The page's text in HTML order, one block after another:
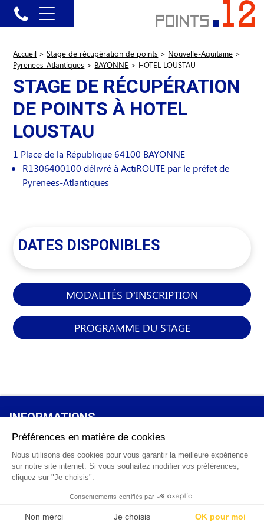
Accueil > Stage de récupération de points > Nouvelle-Aquitaine >
Pyrenees-Atlantiques > BAYONNE > HOTEL LOUSTAU
STAGE DE RÉCUPÉRATION
DE POINTS À HOTEL
LOUSTAU
1 Place de la République 64100 BAYONNE
R1306400100 délivré à ActiROUTE par le préfet de
Pyrenees-Atlantiques
DATES DISPONIBLES
MODALITÉS D'INSCRIPTION
PROGRAMME DU STAGE
INFORMATIONS
GÉNÉRALES
Qui sommes-nous ?
FAQ
CGV
Mentions légales
0 820 25 02 38
info@points12.fr